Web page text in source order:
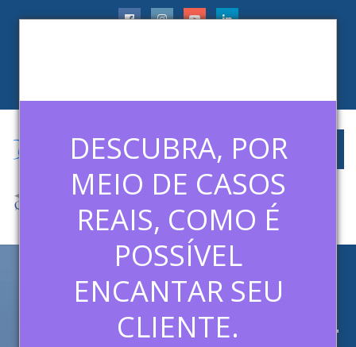
DESCUBRA, POR
MEIO DE CASOS
REAIS, COMO É
POSSÍVEL
ENCANTAR SEU
CLIENTE.
ARCHIVE FOR: EVENTOS
DISNEY INSTITUTE NO BRASIL